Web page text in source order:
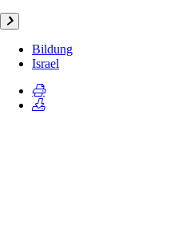
Bildung
Israel